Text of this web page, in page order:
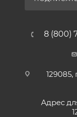
8 (800)
129085,
Адрес